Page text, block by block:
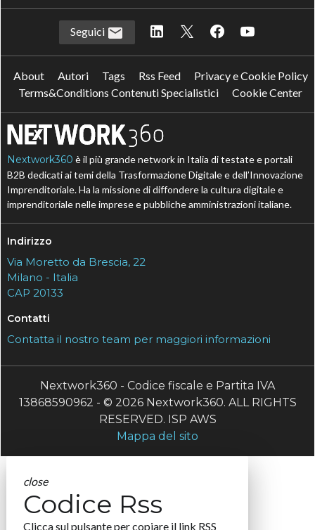
Seguici
About Autori Tags Rss Feed
Privacy e Cookie Policy
Terms&Conditions Contenuti Specialistici
Cookie Center
Nextwork360 è il più grande network in Italia di testate e portali
B2B dedicati ai temi della Trasformazione Digitale e dell’Innovazione
Imprenditoriale. Ha la missione di diffondere la cultura digitale e
imprenditoriale nelle imprese e pubbliche amministrazioni italiane.
Indirizzo
Via Moretto da Brescia, 22
Milano - Italia
CAP 20133
Contatti
Contatta il nostro team per maggiori informazioni
Nextwork360 - Codice fiscale e Partita IVA
13868590962 - © 2026 Nextwork360. ALL RIGHTS
RESERVED. ISP AWS
Mappa del sito
close
Codice Rss
Clicca sul pulsante per copiare il link RSS